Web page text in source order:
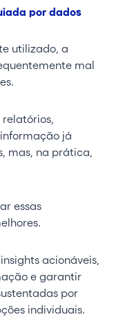
por dados
utilizado, a
mal
já
mas, na prática,
essas
acionáveis,
e garantir
por
individuais.